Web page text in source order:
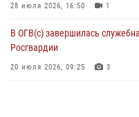
28 июля 2026, 16:50 1
В ОГВ(с) завершилась
Росгвардии
20 июля 2026, 09:25 3